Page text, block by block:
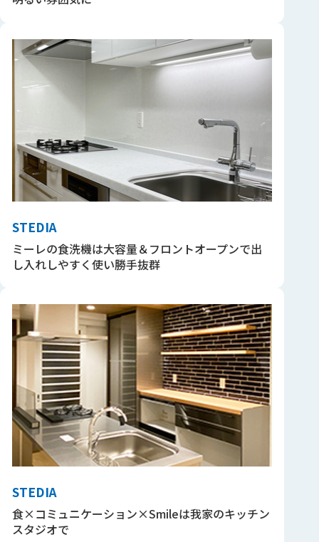
STEDIA
ミーレの食洗機は大容量＆フロントオープンで出
し入れしやすく使い勝手抜群
STEDIA
食×コミュニケーション×Smileは我家のキッチン
スタジオで